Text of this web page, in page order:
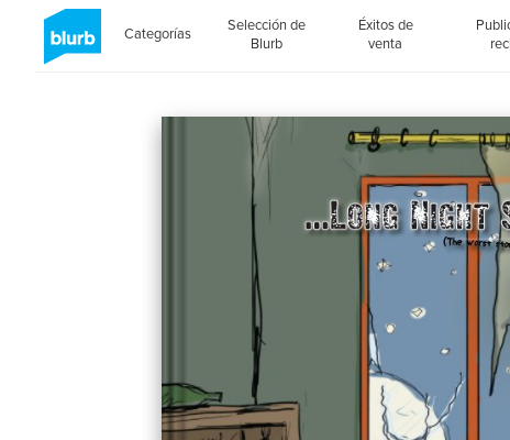
Categorías
Selección de
Blurb
Éxitos de
venta